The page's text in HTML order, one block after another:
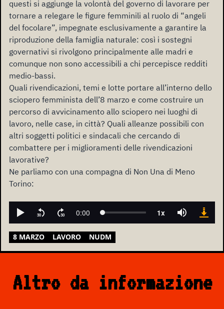
questi si aggiunge la volontà del governo di lavorare per
tornare a relegare le figure femminili al ruolo di “angeli
del focolare”, impegnate esclusivamente a garantire la
riproduzione della famiglia naturale: così i sostegni
governativi si rivolgono principalmente alle madri e
comunque non sono accessibili a chi percepisce redditi
medio-bassi.
Quali rivendicazioni, temi e lotte portare all’interno dello
sciopero femminista dell’8 marzo e come costruire un
percorso di avvicinamento allo sciopero nei luoghi di
lavoro, nelle case, in città? Quali alleanze possibili con
altri soggetti politici e sindacali che cercando di
combattere per i miglioramenti delle rivendicazioni
lavorative?
Ne parliamo con una compagna di Non Una di Meno
Torino:
8 MARZO LAVORO NUDM
Altro da informazione